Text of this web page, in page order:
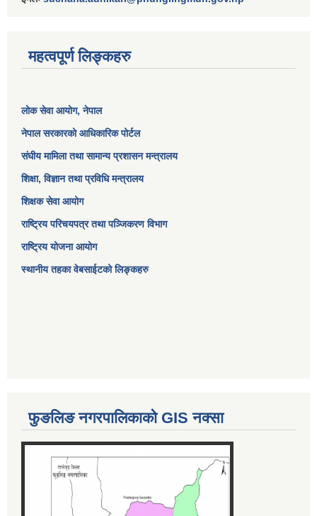
महत्वपूर्ण लिङ्कहरु
लोक सेवा आयोग, नेपाल
नेपाल सरकारको आधिकारिक पोर्टल
संघीय मामिला तथा सामान्य प्रशासन मन्त्रालय
शिक्षा, विज्ञान तथा प्रविधि मन्त्रालय
शिक्षक सेवा आयोग
राष्ट्रिय परिचयपत्र तथा पञ्जिकरण विभाग
राष्ट्रिय योजना आयोग
स्थानीय तहका वेबसाईटको लिङ्कहरु
फुङलिङ नगरपालिकाको GIS नक्सा